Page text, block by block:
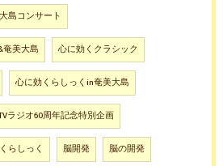
島コンサート
美大島 心に効くクラシック
心に効くらしっくin奄美大島
ラジオ60周年記念特別企画
らしっく 脳開発 脳の開発